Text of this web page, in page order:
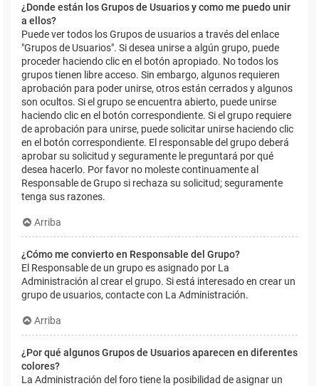
¿Donde están los Grupos de Usuarios y como me puedo unir
a ellos?
Puede ver todos los Grupos de usuarios a través del enlace
"Grupos de Usuarios". Si desea unirse a algún grupo, puede
proceder haciendo clic en el botón apropiado. No todos los
grupos tienen libre acceso. Sin embargo, algunos requieren
aprobación para poder unirse, otros están cerrados y algunos
son ocultos. Si el grupo se encuentra abierto, puede unirse
haciendo clic en el botón correspondiente. Si el grupo requiere
de aprobación para unirse, puede solicitar unirse haciendo clic
en el botón correspondiente. El responsable del grupo deberá
aprobar su solicitud y seguramente le preguntará por qué
desea hacerlo. Por favor no moleste continuamente al
Responsable de Grupo si rechaza su solicitud; seguramente
tenga sus razones.
Arriba
¿Cómo me convierto en Responsable del Grupo?
El Responsable de un grupo es asignado por La
Administración al crear el grupo. Si está interesado en crear un
grupo de usuarios, contacte con La Administración.
Arriba
¿Por qué algunos Grupos de Usuarios aparecen en diferentes
colores?
La Administración del foro tiene la posibilidad de asignar un